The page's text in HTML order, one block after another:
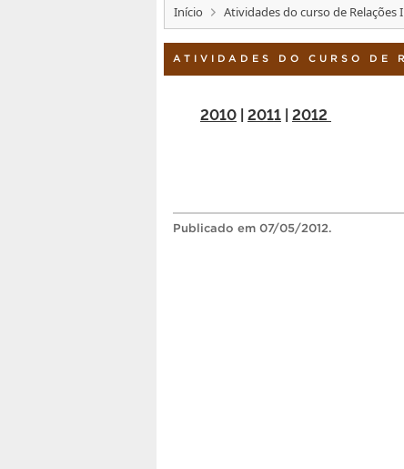
Início Atividades do curso de Relações
ATIVIDADES DO CURSO DE
2010 | 2011 | 2012
Publicado em 07/05/2012.